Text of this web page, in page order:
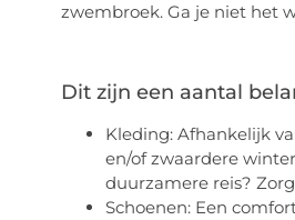
zwembroek. Ga je niet het
Dit zijn een aantal
Kleding: Afhankelijk
en/of zwaardere
duurzamere reis?
Schoenen: Een